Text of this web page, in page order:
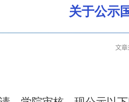
关于公示
文